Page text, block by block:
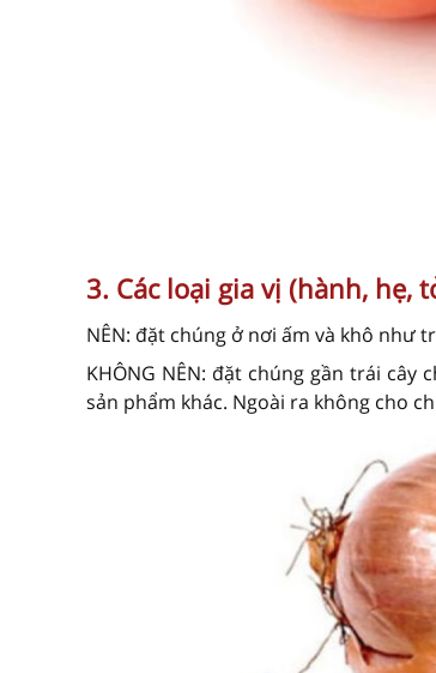
3. Các loại gia vị (hành, hẹ,
NÊN: đặt chúng ở nơi ấm và khô như
KHÔNG NÊN: đặt chúng gần trái
sản phẩm khác. Ngoài ra không cho